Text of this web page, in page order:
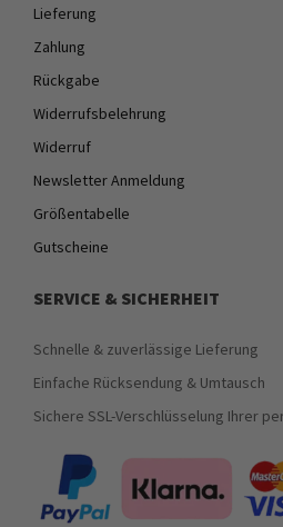
Lieferung
Zahlung
Rückgabe
Widerrufsbelehrung
Widerruf
Newsletter Anmeldung
Größentabelle
Gutscheine
SERVICE & SICHERHEIT
Schnelle & zuverlässige Lieferung
Einfache Rücksendung & Umtausch
Sichere SSL-Verschlüsselung Ihrer